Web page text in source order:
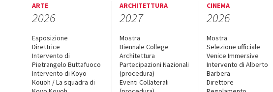
ARTE
2026
Esposizione
Direttrice
Intervento di
Pietrangelo Buttafuoco
Intervento di Koyo
Kouoh / La squadra di
ARCHITETTURA
2027
Mostra
Biennale College
Architettura
Partecipazioni Nazionali
(procedura)
Eventi Collaterali
CINEMA
2026
Mostra
Selezione ufficiale
Venice Immersive
Intervento di Alberto
Barbera
Direttore